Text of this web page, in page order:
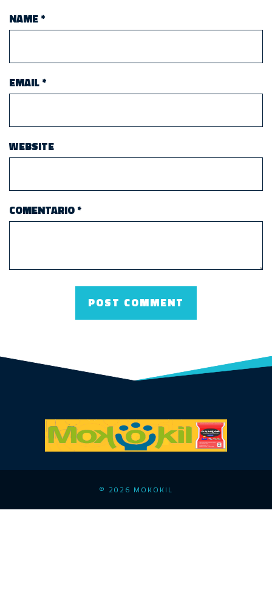
NAME*
EMAIL*
WEBSITE
COMENTARIO*
© 2026 MOKOKIL